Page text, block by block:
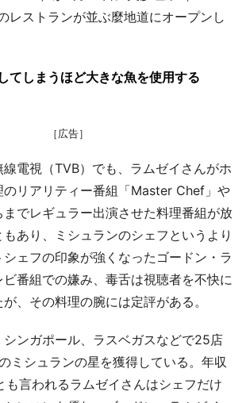
レストランが並ぶ麼地道にオープンし
てしまうほど大きな魚を使用する
［広告］
電視（TVB）でも、ラムゼイさんがホ
のリアリティー番組「Master Chef」や
までレギュラー出演させた料理番組が放
あり、ミシュランのシェフというより
ェフの印象が強くなったゴードン・ラ
ビ番組での嫌み、毒舌は視聴者を不快に
、その料理の腕には定評がある。
シンガポール、ラスベガスなどで25店
ミシュランの星を獲得している。年収
も言われるラムゼイさんはシェフだけ